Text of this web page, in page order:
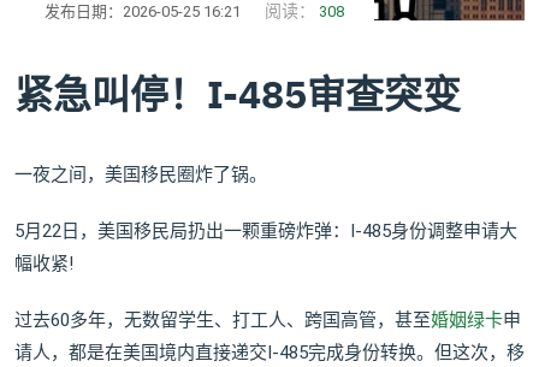
发布日期：2026-05-25 16:21 阅读： 308
紧急叫停！I-485审查突变
一夜之间，美国移民圈炸了锅。
5月22日，美国移民局扔出一颗重磅炸弹：I-485身份调整申请大
幅收紧!
过去60多年，无数留学生、打工人、跨国高管，甚至婚姻绿卡申
请人，都是在美国境内直接递交I-485完成身份转换。但这次，移